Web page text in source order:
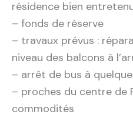
résidence bien
– fonds de réserve
– travaux prévus :
niveau des balcons à
– arrêt de bus à
– proches du centre de
commodités